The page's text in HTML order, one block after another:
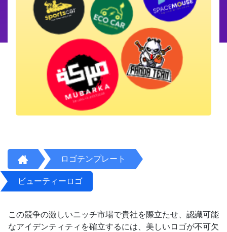
ロゴテンプレート
ビューティーロゴ
この競争の激しいニッチ市場で貴社を際立たせ、認識可能
なアイデンティティを確立するには、美しいロゴが不可欠